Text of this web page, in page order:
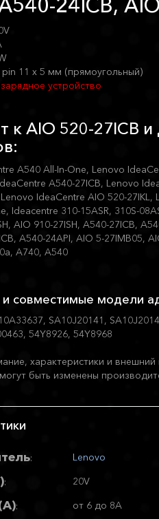
24ICB,
pin 11 x 5 мм (прямоугольный)
устройство
к AIO 520-27ICB
A540 All-In-One, Lenovo
A540-27ICB, Lenovo
IdeaCentre AIO 520-
Ideacentre 310-15ASR, 310S-
AIO 910-27ISH, A540-27ICB,
A540-24API, AIO 5-27IMB05,
A740, A540
совместимые модели
SA10J20141,
54Y8926, 54Y8968
характеристики и
быть изменены
: Lenovo
: 20V
: от 6 до 8A